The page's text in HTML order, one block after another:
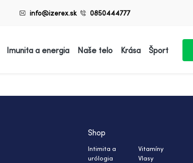
info@izerex.sk 0850444777
Imunita a energia Naše telo Krása Šport
Shop
Intimita a
urólogia
Vitamíny
Vlasy